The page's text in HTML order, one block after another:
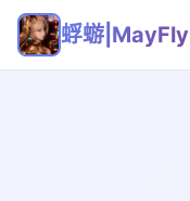
蜉蝣|MayFly